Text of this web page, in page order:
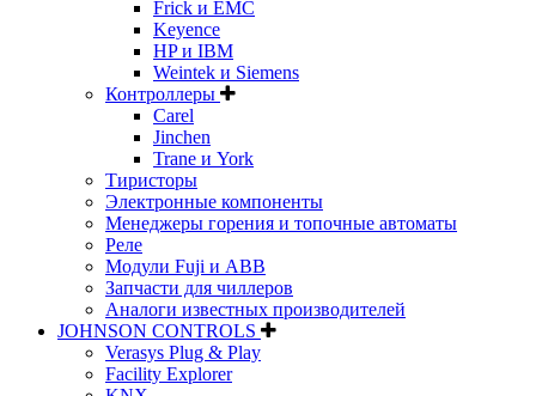
Frick и EMC
Keyence
HP и IBM
Weintek и Siemens
Контроллеры
Carel
Jinchen
Trane и York
Тиристоры
Электронные компоненты
Менеджеры горения и топочные автоматы
Реле
Модули Fuji и ABB
Запчасти для чиллеров
Аналоги известных производителей
JOHNSON CONTROLS
Verasys Plug & Play
Facility Explorer